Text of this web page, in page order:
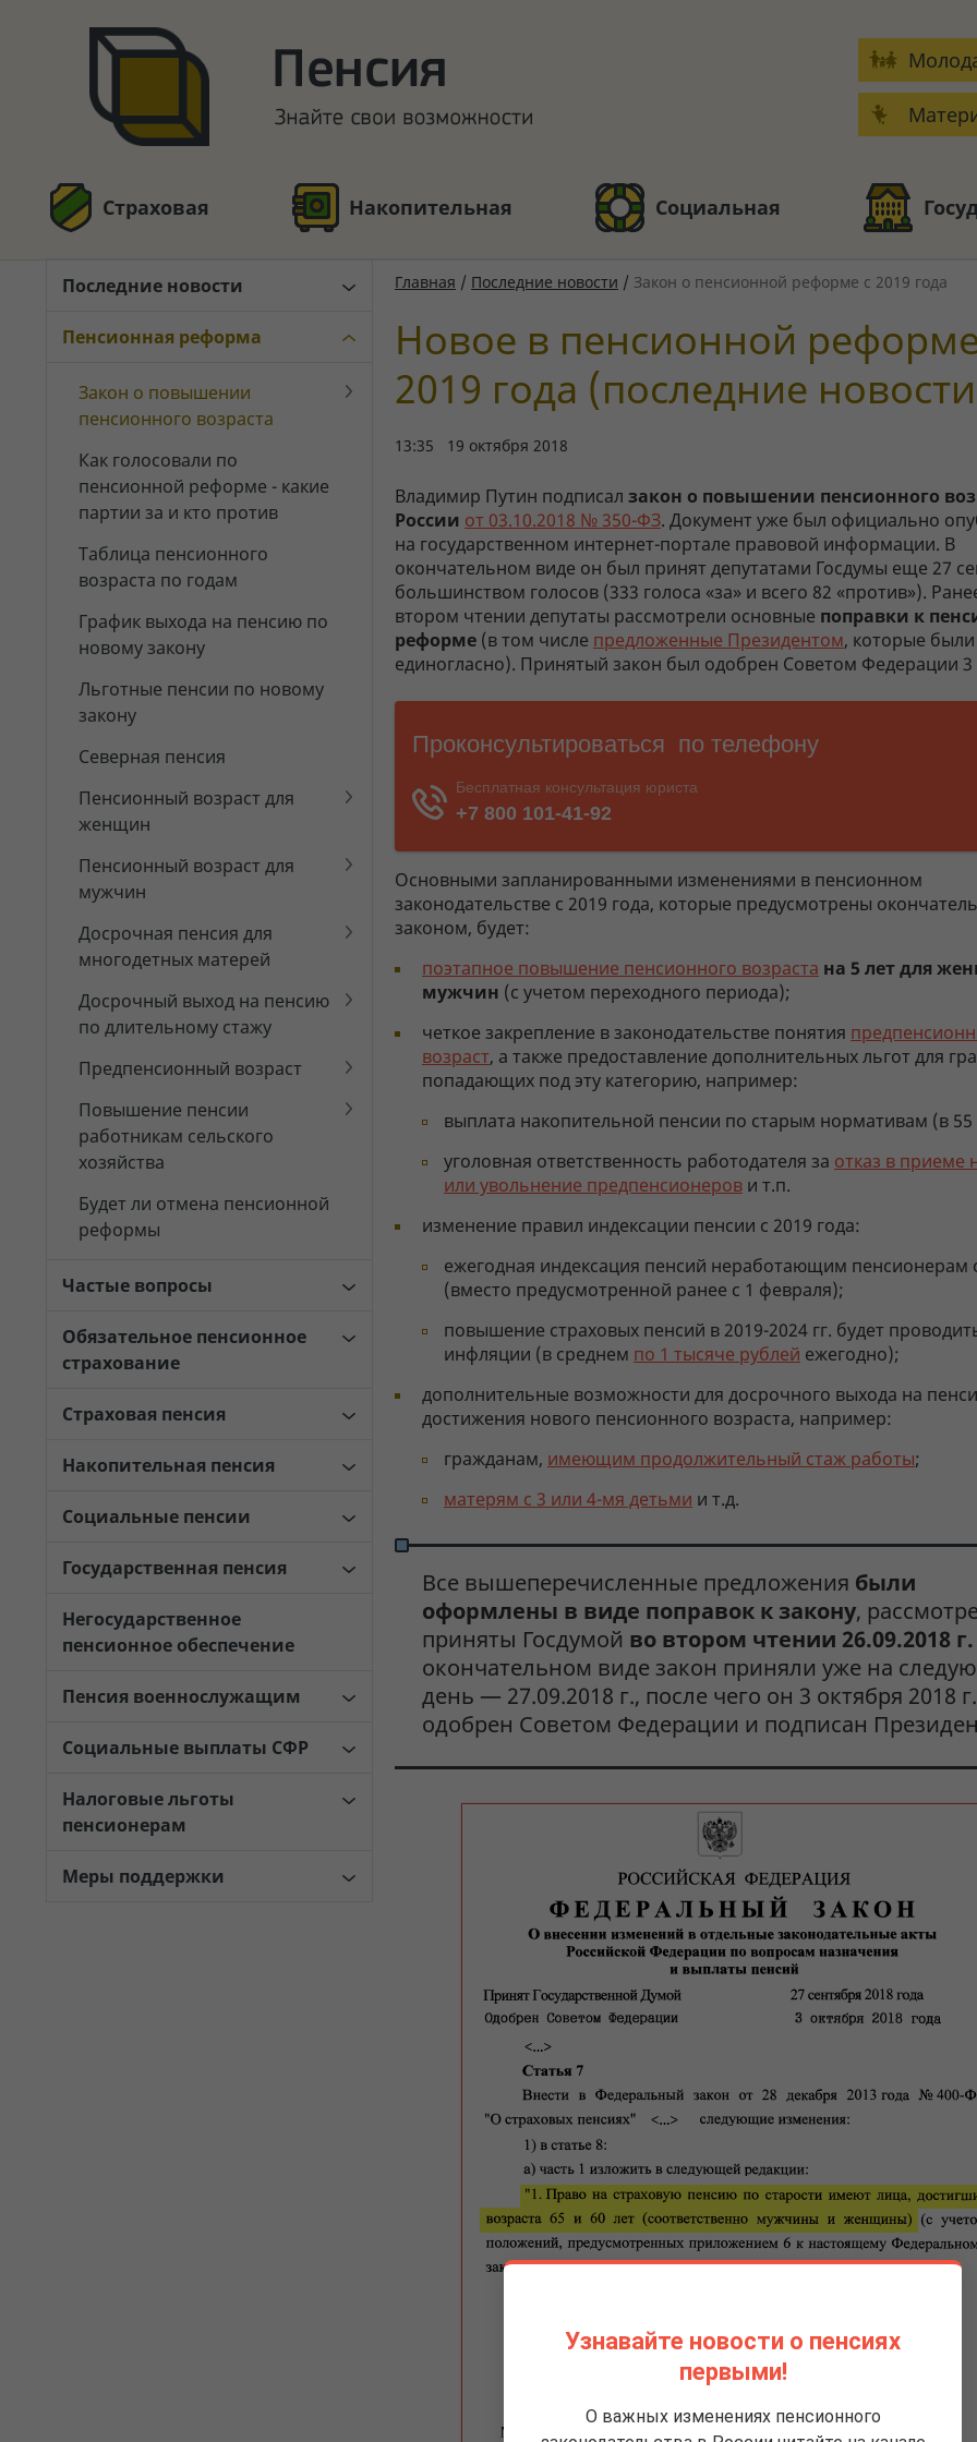
Страховая Накопительная Социальная
Последние новости
Пенсионная реформа
Закон о повышении
пенсионного возраста
Как голосовали по
пенсионной реформе - какие
партии за и кто против
Таблица пенсионного
возраста по годам
График выхода на пенсию по
новому закону
Льготные пенсии по новому
закону
Северная пенсия
Пенсионный возраст для
женщин
Пенсионный возраст для
мужчин
Досрочная пенсия для
многодетных матерей
Досрочный выход на пенсию
по длительному стажу
Предпенсионный возраст
Повышение пенсии
работникам сельского
хозяйства
Будет ли отмена пенсионной
реформы
Частые вопросы
Обязательное пенсионное
страхование
Страховая пенсия
Накопительная пенсия
Социальные пенсии
Государственная пенсия
Негосударственное
пенсионное обеспечение
Пенсия военнослужащим
Социальные выплаты СФР
Налоговые льготы
пенсионерам
Меры поддержки
Главная / Последние новости / Закон о пенсионной реформе с 2019 года
Новое в пенсионной
2019 года (последние
13:35 19 октября 2018
Владимир Путин подписал закон о повышении пенсионного
России от 03.10.2018 № 350-ФЗ. Документ уже был официально
на государственном интернет-портале правовой информации. В
окончательном виде он был принят депутатами Госдумы еще 27
большинством голосов (333 голоса «за» и всего 82 «против»).
втором чтении депутаты рассмотрели основные поправки к
реформе (в том числе предложенные Президентом, которые
единогласно). Принятый закон был одобрен Советом Федерации 3
Основными запланированными изменениями в пенсионном
законодательстве с 2019 года, которые предусмотрены
законом, будет:
поэтапное повышение пенсионного возраста на 5 лет для
мужчин (с учетом переходного периода);
четкое закрепление в законодательстве понятия
возраст, а также предоставление дополнительных льгот для
попадающих под эту категорию, например:
выплата накопительной пенсии по старым нормативам (в 55
уголовная ответственность работодателя за отказ в приеме
или увольнение предпенсионеров и т.п.
изменение правил индексации пенсии с 2019 года:
ежегодная индексация пенсий неработающим пенсионерам
(вместо предусмотренной ранее с 1 февраля);
повышение страховых пенсий в 2019-2024 гг. будет
инфляции (в среднем по 1 тысяче рублей ежегодно);
дополнительные возможности для досрочного выхода на
достижения нового пенсионного возраста, например:
гражданам, имеющим продолжительный стаж работы;
матерям с 3 или 4-мя детьми и т.д.
Все вышеперечисленные предложения были
оформлены в виде поправок к закону,
приняты Госдумой во втором чтении 26.09.2018 г.
окончательном виде закон приняли уже на
день — 27.09.2018 г., после чего он 3 октября 2018
одобрен Советом Федерации и подписан
Узнавайте новости о пенсиях
первыми!
О важных изменениях пенсионного